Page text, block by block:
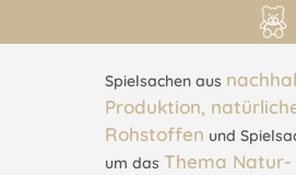
Spielsachen aus
Produktion,
Rohstoffen und
um das Thema Natur-